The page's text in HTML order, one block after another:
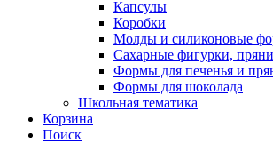
Капсулы
Коробки
Молды и силиконовые
Сахарные фигурки,
Формы для печенья и
Формы для шоколада
Школьная тематика
Корзина
Поиск